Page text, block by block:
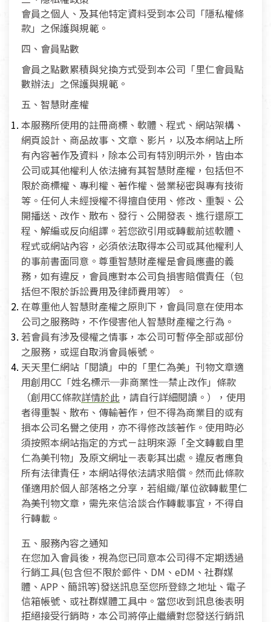
會員之個人、及其他特定資料受到本公司「隱私權條
款」之保護與規範。
四、會員點數
會員之點數累積與兌換方式受到本公司「里仁會員點
數辦法」之保護與規範。
五、智慧財產權
本服務所使用的註冊商標、軟體、程式、網站架構、
網頁設計、商品故事、文章、影片，以及本網站上所
有內容著作及資料，除本公司有特別明示外，皆由本
公司或其他權利人依法擁有其智慧財產權，包括但不
限於商標權、專利權、著作權、營業秘密與專有技術
等。任何人未經授權不得擅自使用、修改、重製、公
開播送、改作、散布、發行、公開發表、進行還原工
程、解編或反向組譯。若您欲引用或轉載前述軟體、
程式或網站內容，必須依法取得本公司或其他權利人
的事前書面同意。尊重智慧財產權是會員應盡的義
務，如有違反，會員應對本公司負損害賠償責任（包
括但不限於訴訟費用及律師費用等）。
在尊重他人智慧財產權之原則下，會員同意在使用本
公司之服務時，不作侵害他人智慧財產權之行為。
若會員有涉及侵權之情事，本公司可暫停全部或部份
之服務，或逕自取消會員帳號。
天天里仁網站「閱讀」中的「里仁為美」刊物文章適
用創用CC「姓名標示─非商業性─禁止改作」條款
（創用CC條款詳情於此 ，請自行詳細閱讀。），使用
者得重製、散布、傳輸著作，但不得為商業目的或有
損本公司名譽之使用，亦不得修改該著作。使用時必
須按照本網站指定的方式－註明來源「全文轉載自里
仁為美刊物」及原文網址－表彰其出處。違反者應負
所有法律責任，本網站得依法請求賠償。然而此條款
僅適用於個人部落格之分享，若組織/單位欲轉載里仁
為美刊物文章，需先來信洽談合作轉載事宜，不得自
行轉載。
五、服務內容之通知
在您加入會員後，視為您已同意本公司得不定期透過
行銷工具(包含但不限於郵件、DM、eDM、社群媒
體、APP、簡訊等)發送訊息至您所登錄之地址、電子
信箱帳號、或社群媒體工具中。當您收到訊息後表明
拒絕接受行銷時，本公司將停止繼續對您發送行銷訊